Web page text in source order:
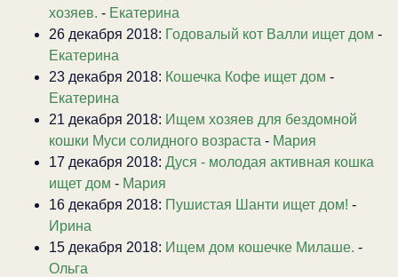
хозяев. - Екатерина
26 декабря 2018: Годовалый кот Валли ищет дом -
Екатерина
23 декабря 2018: Кошечка Кофе ищет дом -
Екатерина
21 декабря 2018: Ищем хозяев для бездомной
кошки Муси солидного возраста - Мария
17 декабря 2018: Дуся - молодая активная кошка
ищет дом - Мария
16 декабря 2018: Пушистая Шанти ищет дом! -
Ирина
15 декабря 2018: Ищем дом кошечке Милаше. -
Ольга